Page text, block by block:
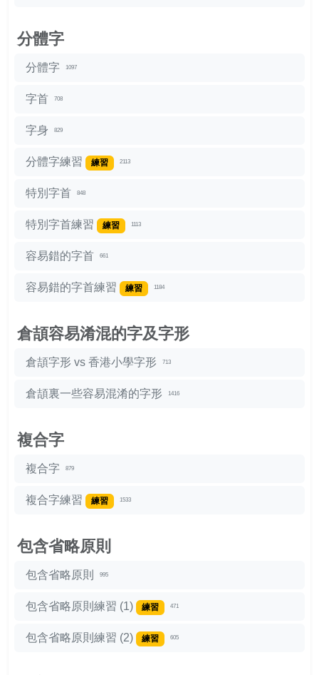
分體字
分體字 1097
字首 708
字身 829
分體字練習 練習 2113
特別字首 848
特別字首練習 練習 1113
容易錯的字首 661
容易錯的字首練習 練習 1184
倉頡容易淆混的字及字形
倉頡字形 vs 香港小學字形 713
倉頡裏一些容易混淆的字形 1416
複合字
複合字 879
複合字練習 練習 1533
包含省略原則
包含省略原則 995
包含省略原則練習 (1) 練習 471
包含省略原則練習 (2) 練習 605